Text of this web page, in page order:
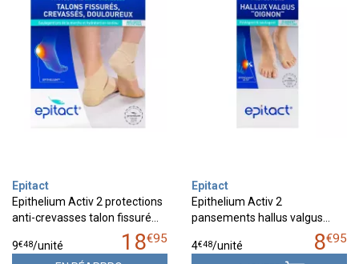
Epitact
Epithelium Activ 2 protections
anti-crevasses talon fissuré…
18€95
9€48/unité
Epitact
Epithelium Activ 2
pansements hallus valgus…
8€95
4€48/unité